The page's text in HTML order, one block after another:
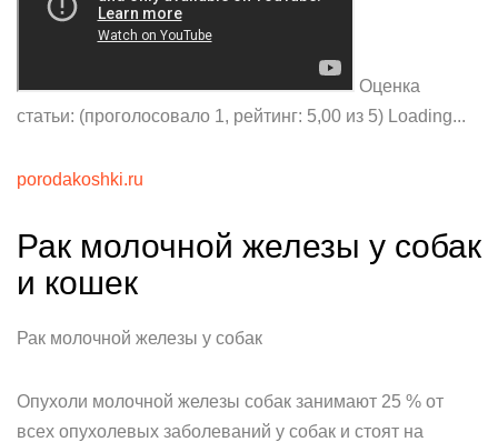
Оценка
статьи: (проголосовало 1, рейтинг: 5,00 из 5) Loading...
porodakoshki.ru
Рак молочной железы у собак
и кошек
Рак молочной железы у собак
Опухоли молочной железы собак занимают 25 % от
всех опухолевых заболеваний у собак и стоят на